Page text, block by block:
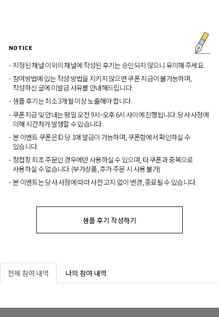
NOTICE
지정된 채널 이외의 채널에 작성된 후기는 승인되지 않으니 유의해 주세요.
참여방법에 있는 작성 방법을 지키지 않으면 쿠폰 지급이 불가능하며,
작성하신 글에 미발급 사유를 안내해드립니다.
샘플 후기는 최소 3개월 이상 노출해야 합니다.
쿠폰지급 및 안내는 평일 오전 9시~오후 6시 사이에 진행됩니다. 당사 사정에
의해 시간차가 발생할 수 있습니다.
본 이벤트 쿠폰은 ID 당 1매 발급이 가능하며, 쿠폰함에서 확인하실 수
있습니다.
청첩장 최초 주문인 경우에만 사용하실 수 있으며, 타 쿠폰과 중복으로
사용하실 수 없습니다. (부가상품, 추가 주문 시 사용 불가)
본 이벤트는 당사 사정에 따라 사전 고지 없이 변경, 종료될 수 있습니다.
샘플 후기 작성하기
전체 참여 내역 나의 참여 내역